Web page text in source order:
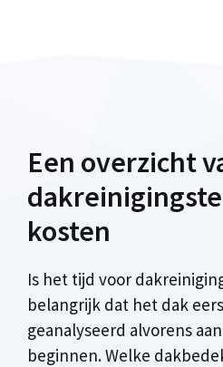
Een overzicht
kosten
Is het tijd voor
belangrijk dat het dak
geanalyseerd alvorens
beginnen. Welke